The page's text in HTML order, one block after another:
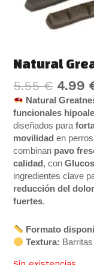
Natural
5.55€ 4.99
Natural
funcionales
diseñados para
movilidad en
combinan pavo
calidad , con
ingredientes clave
reducción del
fuertes.
Formato
Textura: